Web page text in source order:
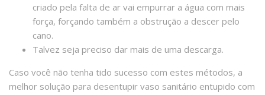
criado pela falta de ar vai empurrar a água com mais
força, forçando também a obstrução a descer pelo
cano.
Talvez seja preciso dar mais de uma descarga.
Caso você não tenha tido sucesso com estes métodos, a
melhor solução para desentupir vaso sanitário entupido com